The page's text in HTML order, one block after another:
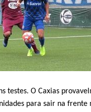
testes. O Caxias
para sair na